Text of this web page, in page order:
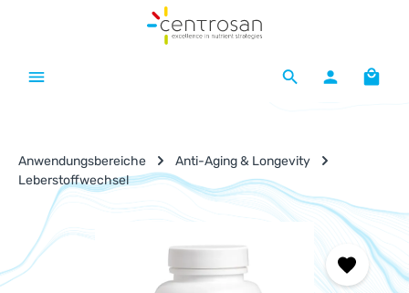
Zum Hauptinhalt springen
Anwendungsbereiche
Anti-Aging & Longevity
Leberstoffwechsel
Bildergalerie überspringen